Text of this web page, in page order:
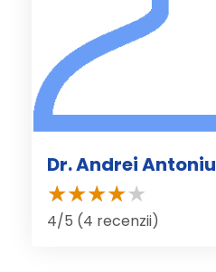
Dr. Andrei Antoniu
4/5 (4 recenzii)